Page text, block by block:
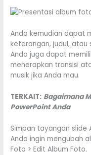
Anda kemudian dapat
keterangan, judul, atau
Anda juga dapat
menerapkan transisi
musik jika Anda mau.
TERKAIT: Bagaimana
PowerPoint Anda
Simpan tayangan slide
Anda ingin mengubah
Foto > Edit Album Foto.